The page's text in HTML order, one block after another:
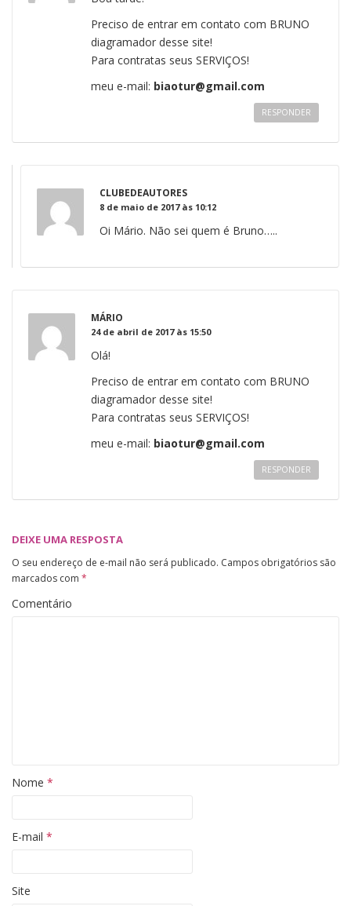
Preciso de entrar em contato com BRUNO
diagramador desse site!
Para contratas seus SERVIÇOS!
meu e-mail: biaotur@gmail.com
RESPONDER
CLUBEDEAUTORES
8 de maio de 2017 às 10:12
Oi Mário. Não sei quem é Bruno…..
MÁRIO
24 de abril de 2017 às 15:50
Olá!
Preciso de entrar em contato com BRUNO
diagramador desse site!
Para contratas seus SERVIÇOS!
meu e-mail: biaotur@gmail.com
RESPONDER
DEIXE UMA RESPOSTA
O seu endereço de e-mail não será publicado. Campos obrigatórios são
marcados com *
Comentário
Nome *
E-mail *
Site